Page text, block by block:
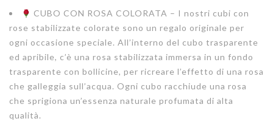
CUBO CON ROSA COLORATA – I nostri cubi con
rose stabilizzate colorate sono un regalo originale per
ogni occasione speciale. All’interno del cubo trasparente
ed apribile, c’è una rosa stabilizzata immersa in un fondo
trasparente con bollicine, per ricreare l’effetto di una rosa
che galleggia sull’acqua. Ogni cubo racchiude una rosa
che sprigiona un’essenza naturale profumata di alta
qualità.